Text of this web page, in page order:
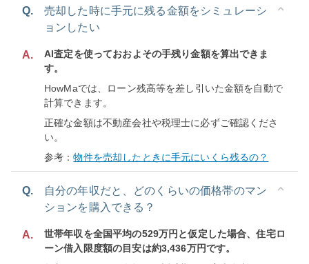
Q.
売却した時に手元に残る金額をシミュレーシ
ョンしたい
A.
AI査定を使っておおよその手残り金額を算出できま
す。
HowMaでは、ローン残高等を差し引いた金額を自動で
計算できます。
正確な金額は不動産会社や税理士に必ずご確認くださ
い。
参考：物件を売却したときに手元にいくら残るの？
Q.
自分の年収だと、どのくらいの価格帯のマン
ションを購入できる？
A.
世帯年収を全国平均の529万円と仮定した場合、住宅ロ
ーン借入限度額の目安は約3,436万円です。